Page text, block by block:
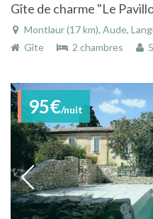
Montlaur (17 km), Aude,
Gîte
2 chambres
95€/nuit